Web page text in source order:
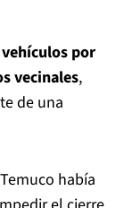
por
vecinales,
de una
había